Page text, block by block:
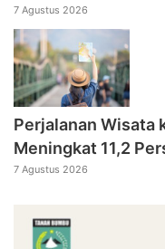
7 Agustus 2026
Perjalanan Wisata
Meningkat 11,2
7 Agustus 2026